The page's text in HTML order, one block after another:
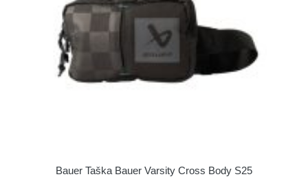
Bauer Taška Bauer Varsity Cross Body S25